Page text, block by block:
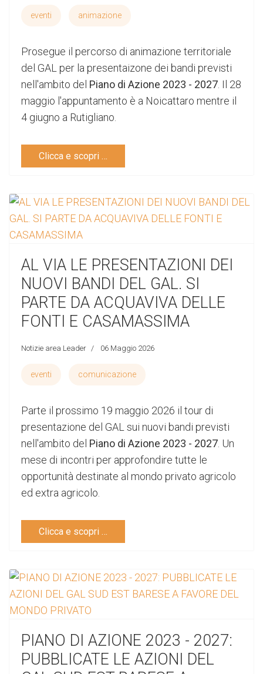
eventi animazione
Prosegue il percorso di animazione territoriale
del GAL per la presentaizone dei bandi previsti
nell'ambito del Piano di Azione 2023 - 2027 . Il 28
maggio l'appuntamento è a Noicattaro mentre il
4 giugno a Rutigliano.
Clicca e scopri …
AL VIA LE PRESENTAZIONI DEI
NUOVI BANDI DEL GAL. SI
PARTE DA ACQUAVIVA DELLE
FONTI E CASAMASSIMA
Notizie area Leader 06 Maggio 2026
eventi comunicazione
Parte il prossimo 19 maggio 2026 il tour di
presentazione del GAL sui nuovi bandi previsti
nell'ambito del Piano di Azione 2023 - 2027 . Un
mese di incontri per approfondire tutte le
opportunità destinate al mondo privato agricolo
ed extra agricolo.
Clicca e scopri …
PIANO DI AZIONE 2023 - 2027:
PUBBLICATE LE AZIONI DEL